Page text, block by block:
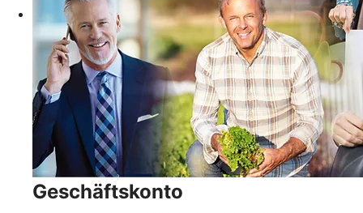
Geschäftskonto